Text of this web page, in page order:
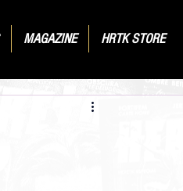
MAGAZINE HRTK STORE